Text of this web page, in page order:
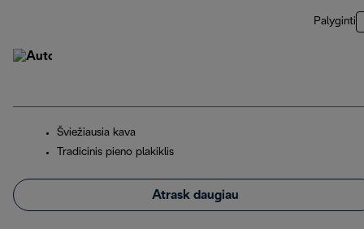
Palyginti
Šviežiausia kava
Tradicinis pieno plakiklis
Atrask daugiau